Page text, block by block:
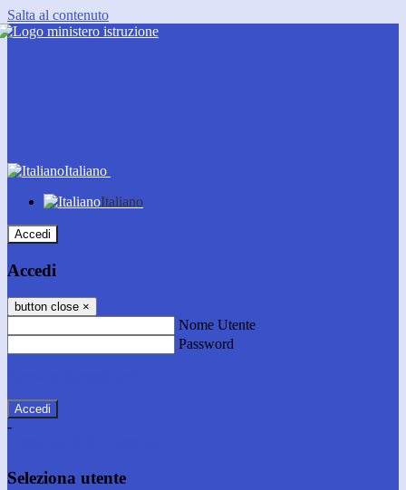
Salta al contenuto
Italiano
Italiano
Accedi
Accedi
button close ×
Nome Utente
Password
-
Seleziona utente